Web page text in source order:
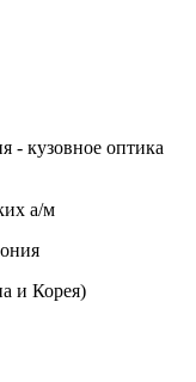
- кузовное оптика
а/м
и Корея)